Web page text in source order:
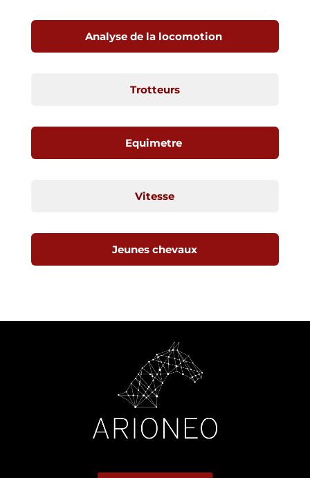
Analyse de la locomotion
Trotteurs
Equimetre
Vitesse
Jeunes chevaux